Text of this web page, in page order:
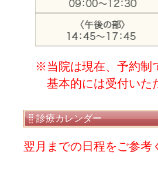
※当院は現在、予約制
基本的には受付いた
診療カレンダー
翌月までの日程をご参考